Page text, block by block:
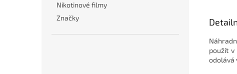
Nikotinové filmy
Značky
použít v
odolává